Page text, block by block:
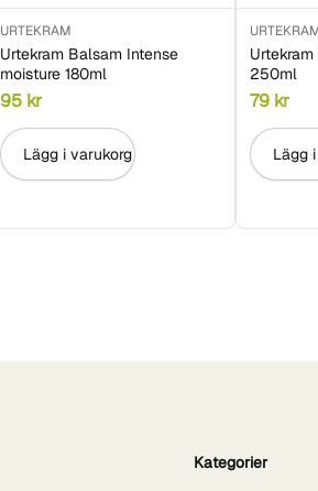
URTEKRAM
Urtekram Balsam Intense
moisture 180ml
95 kr
Lägg i varukorg
250ml
79 kr
Lägg
Kategorier